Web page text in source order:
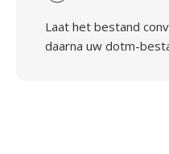
Laat het bestand
daarna uw dotm-